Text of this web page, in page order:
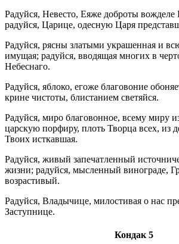
Радуйся, Невесто, Еяже доброты
радуйся, Царице, одесную Царя
Радуйся, рясны златыми украшенная и
имущая; радуйся, вводящая многих в
Небеснаго.
Радуйся, яблоко, егоже благовоние
крине чистоты, блистанием светяйся.
Радуйся, миро благовонное, всему миру
царскую порфиру, плоть Творца всех, из
Твоих исткавшая.
Радуйся, живый запечатленный
жизни; радуйся, мысленный винограде,
возрастивый.
Радуйся, Владычице, милостивая о нас
Заступнице.
Кондак 5